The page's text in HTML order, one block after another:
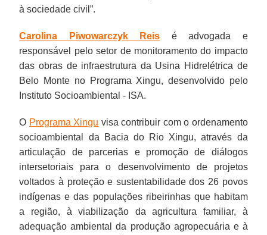
à sociedade civil”.
Carolina Piwowarczyk Reis é advogada e
responsável pelo setor de monitoramento do impacto
das obras de infraestrutura da Usina Hidrelétrica de
Belo Monte no Programa Xingu, desenvolvido pelo
Instituto Socioambiental - ISA.
O Programa Xingu visa contribuir com o ordenamento
socioambiental da Bacia do Rio Xingu, através da
articulação de parcerias e promoção de diálogos
intersetoriais para o desenvolvimento de projetos
voltados à proteção e sustentabilidade dos 26 povos
indígenas e das populações ribeirinhas que habitam
a região, à viabilização da agricultura familiar, à
adequação ambiental da produção agropecuária e à